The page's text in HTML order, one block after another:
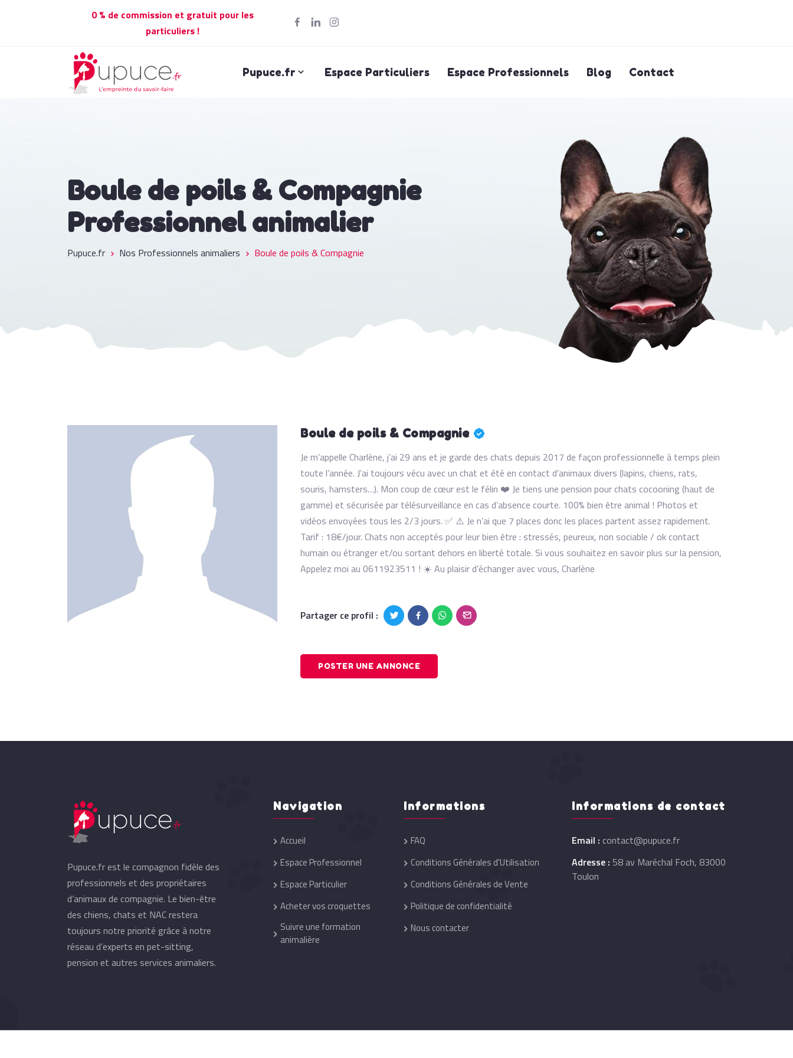
0 % de commission et gratuit pour les
particuliers !
Pupuce.fr Espace Particuliers Espace Professionnels Blog Contact
Boule de poils & Compagnie
Professionnel animalier
Pupuce.fr Nos Professionnels animaliers Boule de poils & Compagnie
Boule de poils & Compagnie
Je m’appelle Charlène, j’ai 29 ans et je garde des chats depuis 2017 de façon professionnelle à temps plein
toute l’année. J’ai toujours vécu avec un chat et été en contact d’animaux divers (lapins, chiens, rats,
souris, hamsters…). Mon coup de cœur est le félin ❤️ Je tiens une pension pour chats cocooning (haut de
gamme) et sécurisée par télésurveillance en cas d’absence courte. 100% bien être animal ! Photos et
vidéos envoyées tous les 2/3 jours. ✅ ⚠️ Je n’ai que 7 places donc les places partent assez rapidement.
Tarif : 18€/jour. Chats non acceptés pour leur bien être : stressés, peureux, non sociable / ok contact
humain ou étranger et/ou sortant dehors en liberté totale. Si vous souhaitez en savoir plus sur la pension,
Appelez moi au 0611923511 ! ☀️ Au plaisir d’échanger avec vous, Charlène
Partager ce profil :
POSTER UNE ANNONCE
Pupuce.fr est le compagnon fidèle des
professionnels et des propriétaires
d’animaux de compagnie. Le bien-être
des chiens, chats et NAC restera
toujours notre priorité grâce à notre
réseau d’experts en pet-sitting,
pension et autres services animaliers.
Navigation
Accueil
Espace Professionnel
Espace Particulier
Acheter vos croquettes
Suivre une formation
animalière
Informations
FAQ
Conditions Générales d'Utilisation
Conditions Générales de Vente
Politique de confidentialité
Nous contacter
Informations de contact
Email : contact@pupuce.fr
Adresse : 58 av Maréchal Foch, 83000
Toulon